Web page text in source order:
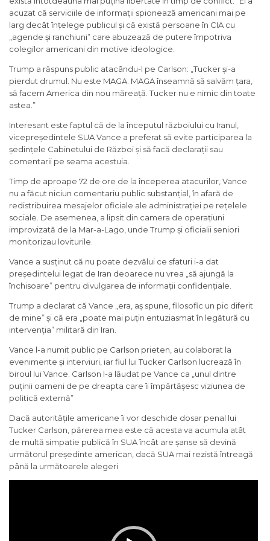
acuzat că serviciile de informații spionează americani mai pe
larg decât înțelege publicul și că există persoane în CIA cu
„agende și ranchiuni” care abuzează de putere împotriva
colegilor americani din motive ideologice.
Trump a răspuns public atacându-l pe Carlson: „Tucker și-a
pierdut drumul. Nu este MAGA. MAGA înseamnă să salvăm țara,
să facem America din nou măreață. Tucker nu e nimic din toate
astea.”
Interesant este faptul că de la începutul războiului cu Iranul,
vicepreședintele SUA Vance a preferat să evite participarea la
ședințele Cabinetului de Război și să facă declarații sau
comentarii pe seama acestuia.
Timp de aproape 72 de ore de la începerea atacurilor, Vance
nu a făcut niciun comentariu public substanțial, în afară de
redistribuirea mesajelor oficiale ale administrației pe rețelele
sociale. De asemenea, a lipsit din camera de operațiuni
improvizată de la Mar-a-Lago, unde Trump și oficialii seniori
monitorizau loviturile.
Vance a susținut că nu poate dezvălui ce sfaturi i-a dat
președintelui legat de Iran deoarece nu vrea „să ajungă la
închisoare” pentru divulgarea de informații confidențiale.
Trump a declarat că Vance „era, aș spune, filosofic un pic diferit
de mine” și că era „poate mai puțin entuziasmat în legătură cu
intervenția” militară din Iran.
Vance l-a numit public pe Carlson prieten, au colaborat la
evenimente și interviuri, iar fiul lui Tucker Carlson lucrează în
biroul lui Vance. Carlson l-a lăudat pe Vance ca „unul dintre
puținii oameni de pe dreapta care îi împărtășesc viziunea de
politică externă”
Dacă autoritățile americane îi vor deschide dosar penal lui
Tucker Carlson, părerea mea este că acesta va acumula atât
de multă simpatie publică în SUA încât are șanse să devină
următorul președinte american, dacă SUA mai rezistă întreagă
până la următoarele alegeri